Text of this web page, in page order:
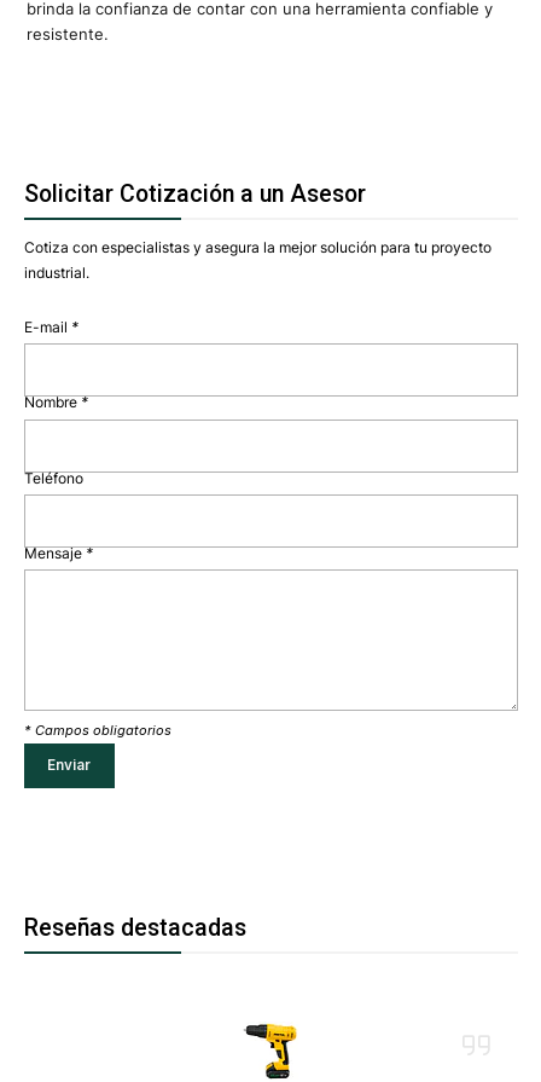
brinda la confianza de contar con una herramienta confiable y
resistente.
Solicitar Cotización a un Asesor
Cotiza con especialistas y asegura la mejor solución para tu proyecto
industrial.
E-mail *
Nombre *
Teléfono
Mensaje*
* Campos obligatorios
Reseñas destacadas